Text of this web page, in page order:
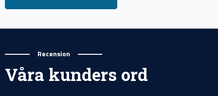
Recension
Våra kunders ord